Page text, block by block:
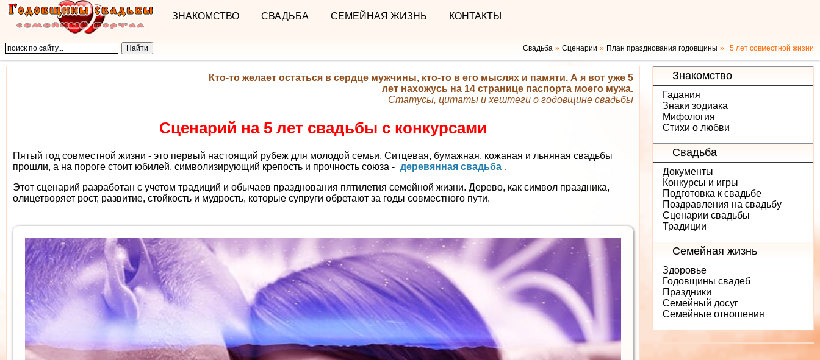
ЗНАКОМСТВО СВАДЬБА СЕМЕЙНАЯ ЖИЗНЬ КОНТАКТЫ
Свадьба Сценарии План празднования годовщины 5 лет совместной жизни
Кто-то желает остаться в сердце мужчины, кто-то в его мыслях и памяти. А я вот уже 5
лет нахожусь на 14 странице паспорта моего мужа.
Статусы, цитаты и хештеги о годовщине свадьбы
Сценарий на 5 лет свадьбы с конкурсами
Пятый год совместной жизни - это первый настоящий рубеж для молодой семьи. Ситцевая, бумажная, кожаная и льняная свадьбы
прошли, а на пороге стоит юбилей, символизирующий крепость и прочность союза - деревянная свадьба .
Этот сценарий разработан с учетом традиций и обычаев празднования пятилетия семейной жизни. Дерево, как символ праздника,
олицетворяет рост, развитие, стойкость и мудрость, которые супруги обретают за годы совместного пути.
Знакомство
Гадания
Знаки зодиака
Мифология
Стихи о любви
Свадьба
Документы
Конкурсы и игры
Подготовка к свадьбе
Поздравления на свадьбу
Сценарии свадьбы
Традиции
Семейная жизнь
Здоровье
Годовщины свадеб
Праздники
Семейный досуг
Семейные отношения